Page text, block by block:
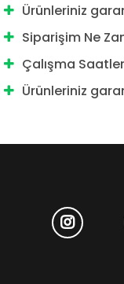
Ürünleriniz
Siparişim Ne
Çalışma
Ürünleriniz